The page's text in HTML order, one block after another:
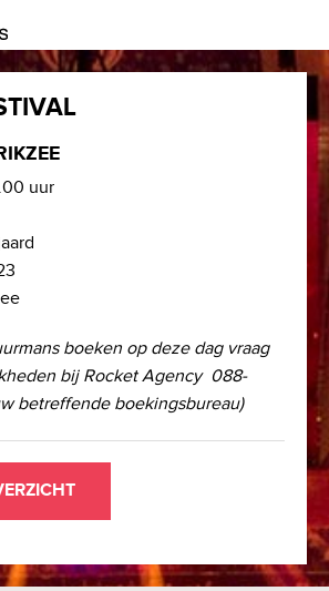
uur
boeken op deze dag vraag
bij Rocket Agency 088-
betreffende boekingsbureau)